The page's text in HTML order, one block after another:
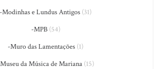
-Modinhas e Lundus Antigos (31)
-MPB(54)
-Muro das Lamentações (1)
da Música de Mariana(15)